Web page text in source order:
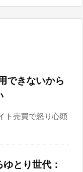
できないから
ト売買で怒り心頭
とり世代：